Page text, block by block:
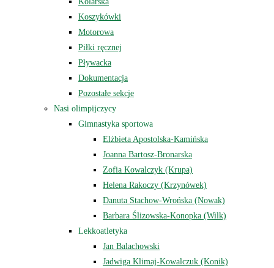
Koszykówki
Motorowa
Piłki ręcznej
Pływacka
Dokumentacja
Pozostałe sekcje
Nasi olimpijczycy
Gimnastyka sportowa
Elżbieta Apostolska-Kamińska
Joanna Bartosz-Bronarska
Zofia Kowalczyk (Krupa)
Helena Rakoczy (Krzynówek)
Danuta Stachow-Wrońska (Nowak)
Barbara Ślizowska-Konopka (Wilk)
Lekkoatletyka
Jan Balachowski
Jadwiga Klimaj-Kowalczuk (Konik)